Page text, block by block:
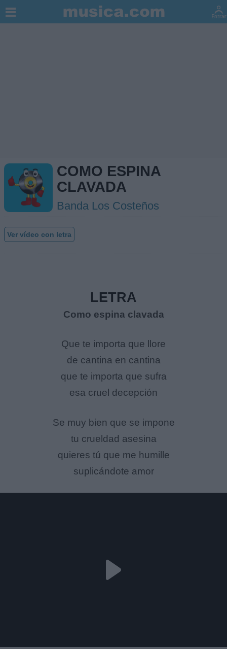
COMO ESPINA
CLAVADA
Banda Los Costeños
Ver vídeo con letra
LETRA
Como espina clavada
Que te importa que llore
de cantina en cantina
que te importa que sufra
esa cruel decepción
Se muy bien que se impone
tu crueldad asesina
quieres tú que me humille
suplicándote amor